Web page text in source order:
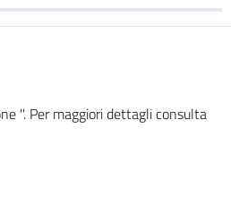
''. Per maggiori dettagli consulta